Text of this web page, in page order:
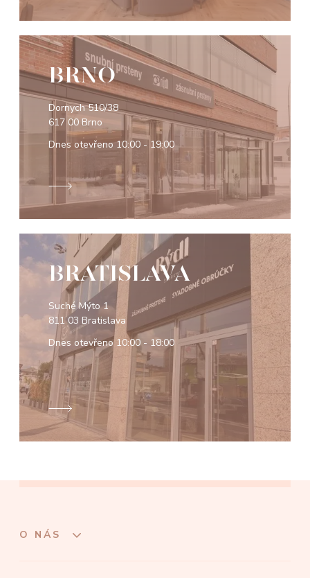
BRNO
Dornych 510/38
617 00 Brno
Dnes otevřeno10:00 - 19:00
BRATISLAVA
Suché Mýto 1
811 03 Bratislava
Dnes otevřeno 10:00 - 18:00
O NÁS